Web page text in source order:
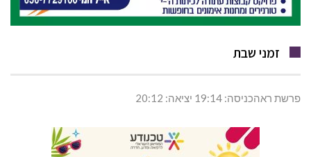
זמני שבת
פרשת ראהכניסה: 19:14 יציאה: 20:12